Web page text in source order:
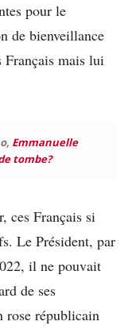
pour le
de bienveillance
Français mais lui
Emmanuelle
tombe?
ces Français si
Le Président, par
il ne pouvait
de ses
rose républicain